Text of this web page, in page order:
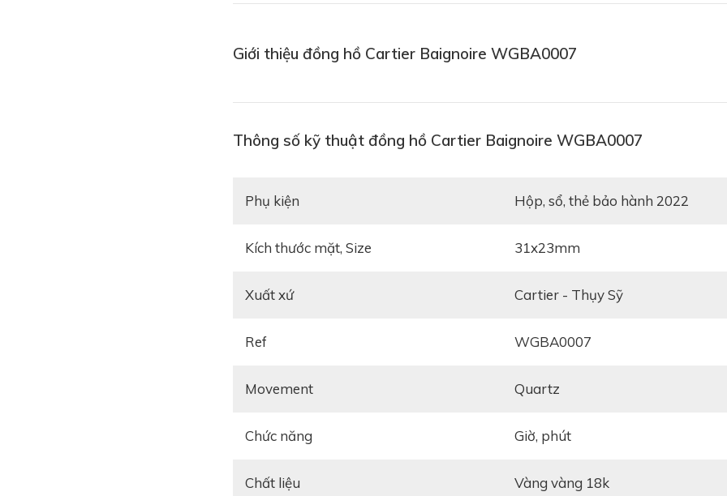
Giới thiệu đồng hồ Cartier Baignoire WGBA0007
Thông số kỹ thuật đồng hồ Cartier Baignoire WGBA0007
Phụ kiện hộp, sổ, thẻ bảo hành 2022
Kích thước mặt, Size 31x23mm
Xuất xứ Cartier - Thụy Sỹ
Ref WGBA0007
Movement Quartz
Chức năng giờ, phút
Chất liệu Vàng vàng 18k